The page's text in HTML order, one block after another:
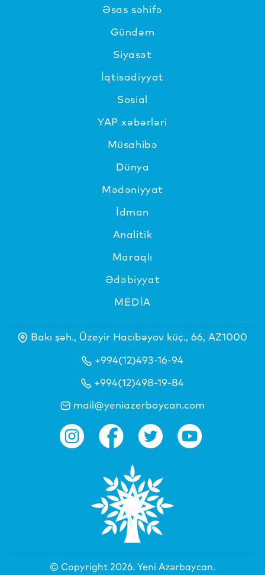
Əsas səhifə
Gündəm
Siyasət
İqtisadiyyat
Sosial
YAP xəbərləri
Müsahibə
Dünya
Mədəniyyat
İdman
Analitik
Maraqlı
Ədəbiyyat
MEDİA
Bakı şəh., Üzeyir Hacıbəyov küç., 66, AZ1000
+994(12)493-16-94
+994(12)498-19-84
mail@yeniazerbaycan.com
© Copyright 2026. Yeni Azərbaycan.